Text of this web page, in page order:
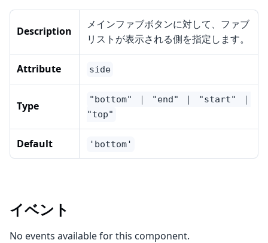
Description
メインファブボタンに対して、ファブ
リストが表示される側を指定します。
Attribute side
Type
"bottom" ｜ "end" ｜ "start" ｜
"top"
Default 'bottom'
イベント
No events available for this component.